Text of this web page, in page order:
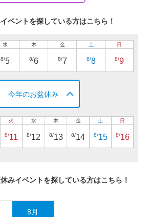
ベントを探している方はこちら！
水
8/5
木
8/6
金
8/7
土
8/8
日
8/9
今年のお盆休み
火
8/11
水
8/12
木
8/13
金
8/14
土
8/15
日
8/16
みイベントを探している方はこちら！
8月